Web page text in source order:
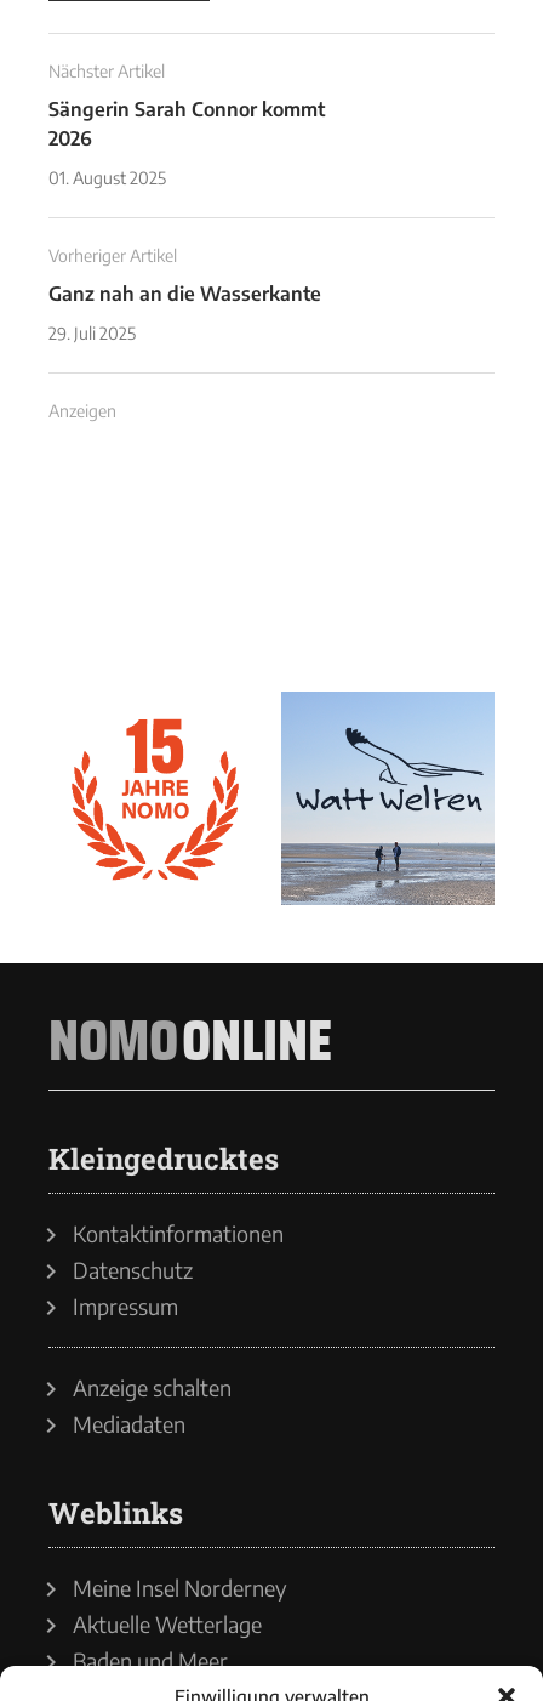
Einwilligung verwalten
Nächster Artikel
Sängerin Sarah Connor kommt
2026
01. August 2025
Vorheriger Artikel
Ganz nah an die Wasserkante
29. Juli 2025
Anzeigen
NOMOONLINE
Kleingedrucktes
Kontaktinformationen
Datenschutz
Impressum
Anzeige schalten
Mediadaten
Weblinks
Meine Insel Norderney
Aktuelle Wetterlage
Baden und Meer